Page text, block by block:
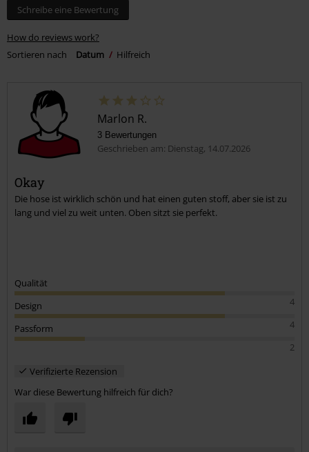
Schreibe eine Bewertung
How do reviews work?
Sortieren nach
Datum Hilfreich
Marlon R.
3 Bewertungen
Geschrieben am: Dienstag, 14.07.2026
Okay
Die hose ist wirklich schön und hat einen guten stoff, aber sie ist zu
lang und viel zu weit unten. Oben sitzt sie perfekt.
Qualität
4
Design
4
Passform
2
Verifizierte Rezension
War diese Bewertung hilfreich für dich?